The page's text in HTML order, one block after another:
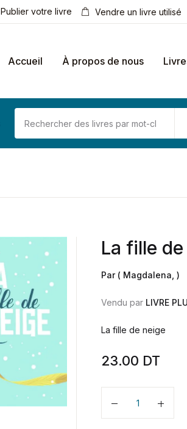
Publier votre livre Vendre un livre utilisé
Accueil À propos de nous
La fille
Par ( Magdalena, )
Vendu par LIVRE
La fille de neige
23.00 DT
Quantité